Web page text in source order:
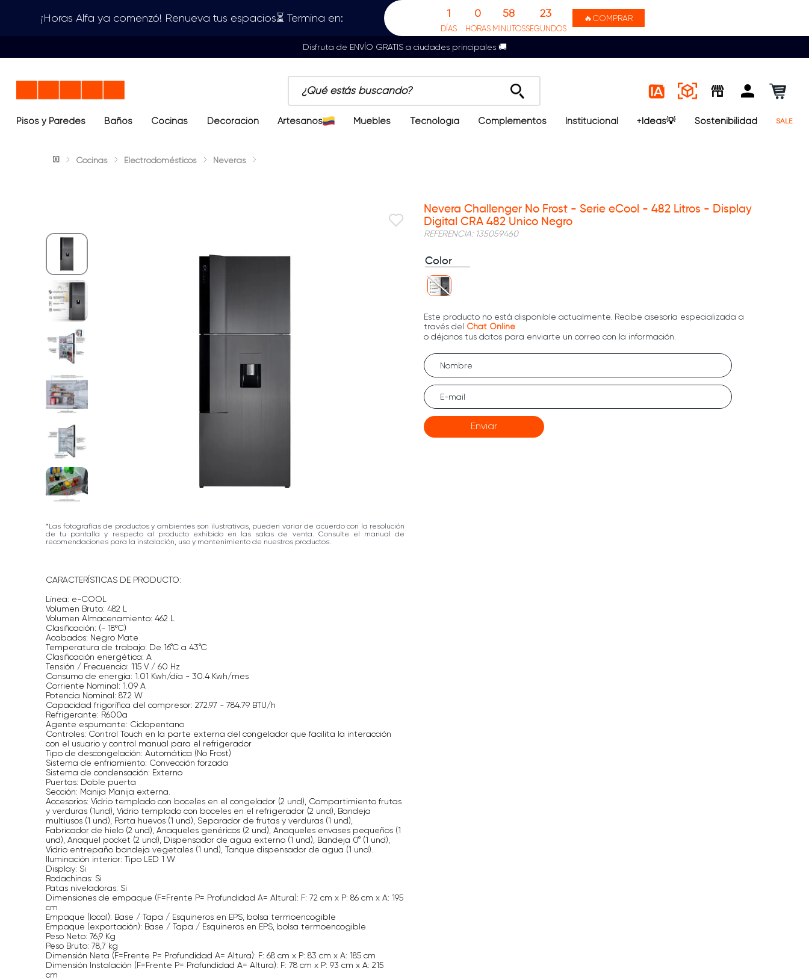
¡Horas Alfa ya comenzó! Renueva tus espacios⏳ Termina en: 1
DÍAS
0
HORAS
58
MINUTOS
22
SEGUNDOS
🔥COMPRAR
Disfruta de ENVÍO GRATIS a ciudades principales 🚚
¿Qué estás buscando?
Términos más buscados
2. sanitario
Pisos y Paredes Baños Cocinas Decoración Artesanos Muebles Tecnología Complementos Institucional +Ideas💡 Sostenibilidad SALE
Cocinas Electrodomésticos Neveras
*Las fotografías de productos y ambientes son ilustrativas, pueden variar de acuerdo con la resolución
de tu pantalla y respecto al producto exhibido en las salas de venta. Consulte el manual de
recomendaciones para la instalación, uso y mantenimiento de nuestros productos.
CARACTERÍSTICAS DE PRODUCTO:
Línea: e-COOL
Volumen Bruto: 482 L
Volumen Almacenamiento: 462 L
Clasificación: (- 18ºC)
Acabados: Negro Mate
Temperatura de trabajo: De 16°C a 43°C
Clasificación energética: A
Tensión / Frecuencia: 115 V / 60 Hz
Consumo de energía: 1.01 Kwh/día - 30.4 Kwh/mes
Corriente Nominal: 1.09 A
Potencia Nominal: 87.2 W
Capacidad frigorífica del compresor: 272.97 - 784.79 BTU/h
Refrigerante: R600a
Agente espumante: Ciclopentano
Controles: Control Touch en la parte externa del congelador que facilita la interacción
con el usuario y control manual para el refrigerador
Tipo de descongelación: Automática (No Frost)
Sistema de enfriamiento: Convección forzada
Sistema de condensación: Externo
Puertas: Doble puerta
Sección: Manija Manija externa.
Accesorios: Vidrio templado con boceles en el congelador (2 und), Compartimiento frutas
y verduras (1und), Vidrio templado con boceles en el refrigerador (2 und), Bandeja
multiusos (1 und), Porta huevos (1 und), Separador de frutas y verduras (1 und),
Fabricador de hielo (2 und), Anaqueles genéricos (2 und), Anaqueles envases pequeños (1
und), Anaquel pocket (2 und), Dispensador de agua externo (1 und), Bandeja 0° (1 und),
Vidrio entrepaño bandeja vegetales (1 und), Tanque dispensador de agua (1 und).
Iluminación interior: Tipo LED 1 W
Display: Si
Rodachinas: Si
Patas niveladoras: Si
Dimensiones de empaque (F=Frente P= Profundidad A= Altura): F: 72 cm x P: 86 cm x A: 195
cm
Empaque (local): Base / Tapa / Esquineros en EPS, bolsa termoencogible
Empaque (exportación): Base / Tapa / Esquineros en EPS, bolsa termoencogible
Peso Neto: 76,9 Kg
Peso Bruto: 78,7 kg
Dimensión Neta (F=Frente P= Profundidad A= Altura): F: 68 cm x P: 83 cm x A: 185 cm
Dimensión Instalación (F=Frente P= Profundidad A= Altura): F: 78 cm x P: 93 cm x A: 215
cm
Nevera Challenger No Frost - Serie eCool - 482 Litros - Display
Digital CRA 482 Unico Negro
REFERENCIA: 135059460
Color
Enviar